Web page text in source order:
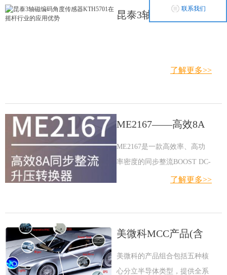
昆泰3轴磁编码角度
了解更多>>
ME2167——高效8A
同步整流升压转换器
ME2167是一款高效率、高功
率密度的同步整流BOOST DC-
DC转换器芯片，集成两个低导
为单节或两节锂电的便携设备
提供高效率、小型化的供电方
案，输出电压最高至12.6V，
了解更多>>
美微科MCC产品(含
汽车级目录）
美微科的产品组合包括五种核
心分立半导体类型，提供全系
联系我们